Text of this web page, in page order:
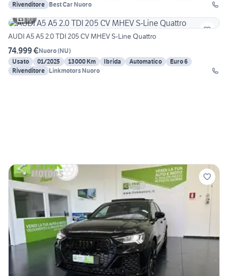
Rivenditore Best Car Nuoro
30
AUDI A5 A5 2.0 TDI 205 CV MHEV S-Line Quattro
74.999 €Nuoro(NU)
Usato
01/2025 13000 Km Ibrida Automatico
Euro 6
Rivenditore Linkmotors Nuoro